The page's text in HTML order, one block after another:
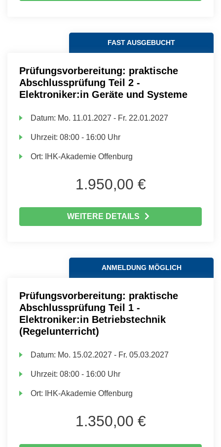
FAST AUSGEBUCHT
Prüfungsvorbereitung: praktische
Abschlussprüfung Teil 2 -
Elektroniker:in Geräte und Systeme
Datum: Mo. 11.01.2027 - Fr. 22.01.2027
Uhrzeit:08:00 - 16:00 Uhr
Ort: IHK-Akademie Offenburg
1.950,00 €
WEITERE DETAILS
ANMELDUNG MÖGLICH
Prüfungsvorbereitung: praktische
Abschlussprüfung Teil 1 -
Elektroniker:in Betriebstechnik
(Regelunterricht)
Datum: Mo. 15.02.2027 - Fr. 05.03.2027
Uhrzeit:08:00 - 16:00 Uhr
Ort: IHK-Akademie Offenburg
1.350,00 €